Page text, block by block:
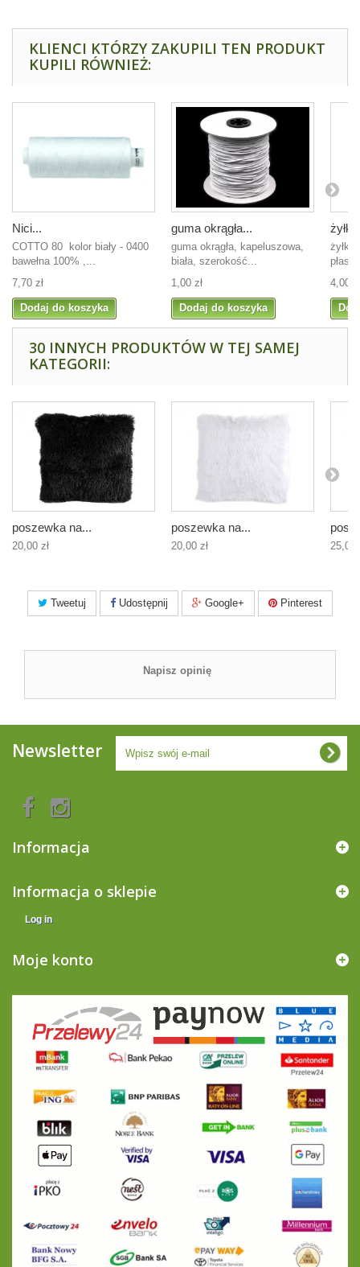
KLIENCI KTÓRZY ZAKUPILI TEN PRODUKT
KUPILI RÓWNIEŻ:
Nici...
COTTO 80 kolor biały - 0400
bawełna 100% ,...
7,70 zł
Dodaj do koszyka
guma okrągła...
guma okrągła, kapeluszowa,
biała, szerokość...
1,00 zł
Dodaj do koszyka
żyłka
4,00
30 INNYCH PRODUKTÓW W TEJ SAMEJ
KATEGORII:
poszewka na...
20,00 zł
poszewka na...
20,00 zł 25,00
Tweetuj Udostępnij Google+ Pinterest
Napisz opinię
Newsletter
Informacja
Informacja o sklepie
Log in
Moje konto